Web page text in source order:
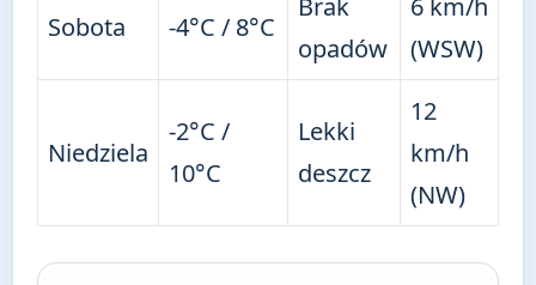
Sobota -4°C / 8°C
opadów
(WSW)
Niedziela
-2°C /
10°C
Lekki
deszcz
12
km/h
(NW)